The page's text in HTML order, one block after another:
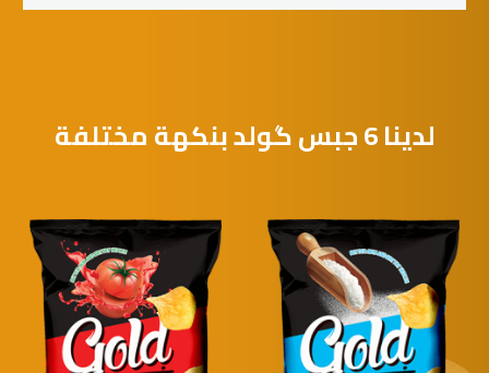
لدينا 6 جبس گولد بنكهة مختلفة